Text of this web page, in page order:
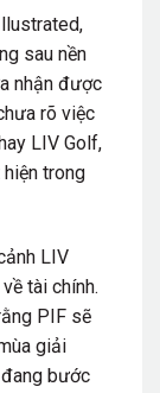
sau nền
nhận được
rõ việc
LIV Golf,
trong
LIV
tài chính.
PIF sẽ
giải
bước